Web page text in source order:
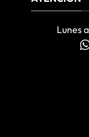
Lunes